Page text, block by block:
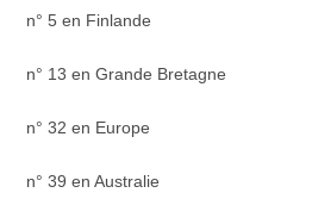
n° 5 en Finlande
n° 13 en Grande Bretagne
n° 32 en Europe
n° 39 en Australie